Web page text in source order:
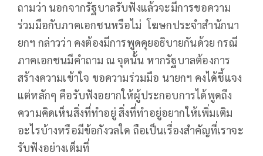
ถามว่า นอกจากรัฐบาลรับฟังแล้วจะมีการขอความ
ร่วมมือกับภาคเอกชนหรือไม่ โฆษกประจำสำนักนา
ยกฯ กล่าวว่า คงต้องมีการพูดคุยอธิบายกันด้วย กรณี
ภาคเอกชนมีคำถาม ณ จุดนั้น หากรัฐบาลต้องการ
สร้างความเข้าใจ ขอความร่วมมือ นายกฯ คงได้ชี้แจง
แต่หลักๆ คือรับฟังอยากให้ผู้ประกอบการได้พูดถึง
ความคิดเห็นสิ่งที่ทำอยู่ สิ่งที่ทำอยู่อยากให้เพิ่มเติม
อะไรบ้างหรือมีข้อกังวลใด ถือเป็นเรื่องสำคัญที่เราจะ
รับฟังอย่างเต็มที่